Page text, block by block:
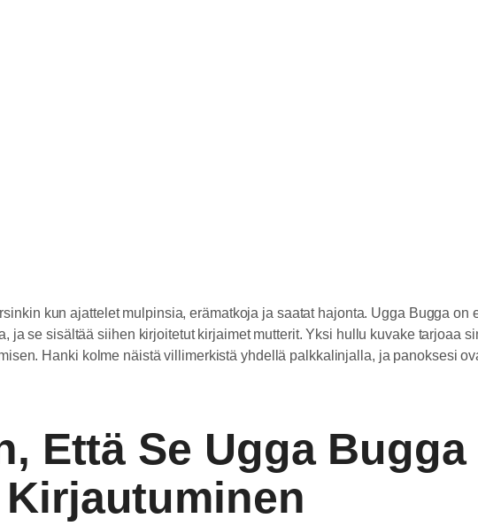
kun ajattelet mulpinsia, erämatkoja ja saatat hajonta. Ugga Bugga on
se sisältää siihen kirjoitetut kirjaimet mutterit. Yksi hullu kuvake tarjoaa
Hanki kolme näistä villimerkistä yhdellä palkkalinjalla, ja panoksesi
Että Se Ugga Bugga